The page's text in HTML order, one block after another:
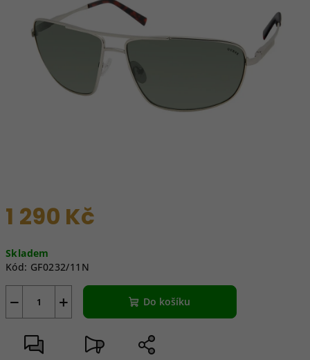
1 290 Kč
cena:
Skladem
Kód: GF0232/11N
+
− Do košíku
hvězdiček.